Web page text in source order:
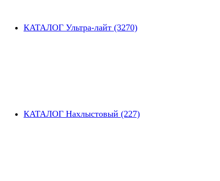
КАТАЛОГ Ультра-лайт (3270)
КАТАЛОГ Нахлыстовый (227)